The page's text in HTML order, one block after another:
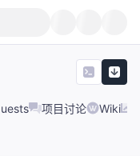
项目讨论 Wiki